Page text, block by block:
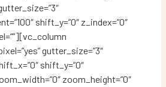
shift_y=”0″ z_index=”0″
gutter_size=”3″
shift_y=”0″
zoom_height=”0″